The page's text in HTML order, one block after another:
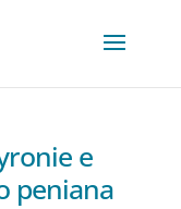
e
peniana